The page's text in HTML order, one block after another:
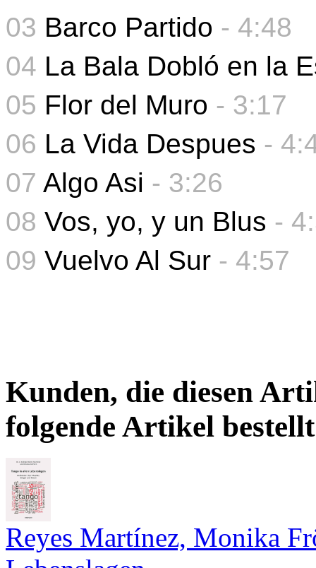
03 Barco Partido - 4:48
04 La Bala Dobló en la
05 Flor del Muro - 3:17
06 La Vida Despues -
07 Algo Asi - 3:26
08 Vos, yo, y un Blus -
09 Vuelvo Al Sur - 4:57
Kunden, die diesen
folgende Artikel
Reyes Martínez, Monika